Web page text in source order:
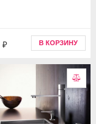
₽ В КОРЗИНУ